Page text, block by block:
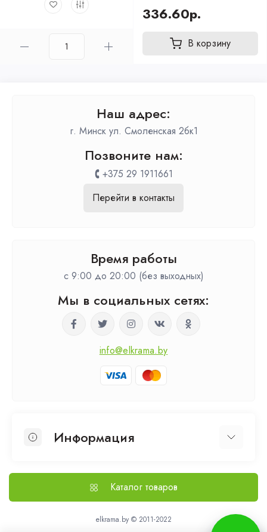
336.60р.
В корзину
Наш адрес:
г. Минск ул. Смоленская 2бк1
Позвоните нам:
+375 29 1911661
Перейти в контакты
Время работы
c 9:00 до 20:00 (без выходных)
Мы в социальных сетях:
info@elkrama.by
Информация
Выезд на замер
Доставка и оплата
Политика безопасности
Каталог товаров
elkrama.by © 2011-2022